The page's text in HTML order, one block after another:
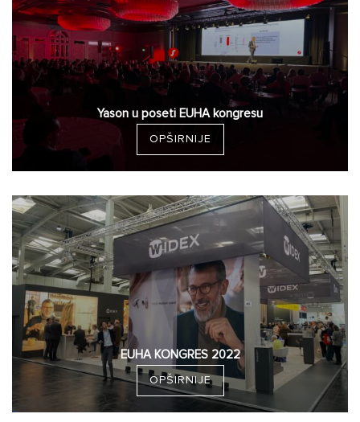
Yason u poseti EUHA kongresu
OPŠIRNIJE
EUHA KONGRES 2022
OPŠIRNIJE